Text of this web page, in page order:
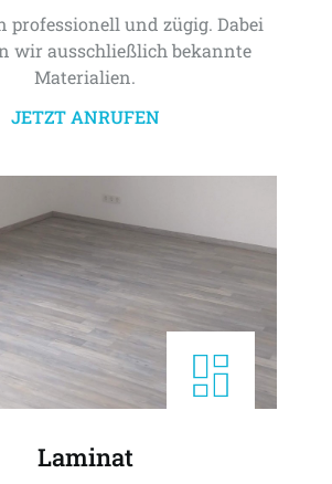
professionell und zügig. Dabei
wir ausschließlich bekannte
Materialien.
JETZT ANRUFEN
Laminat